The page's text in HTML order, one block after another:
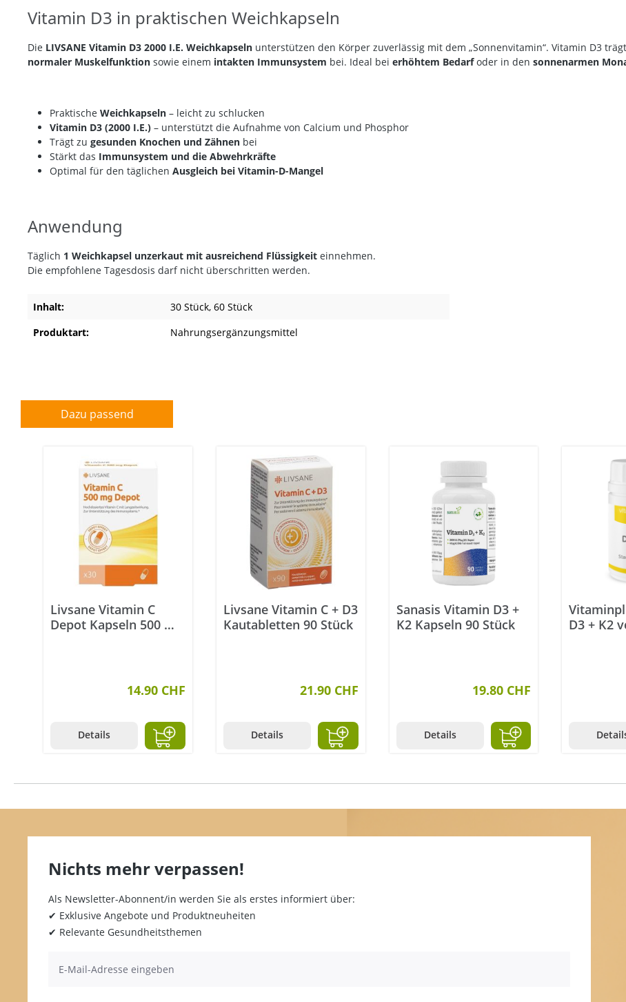
Vitamin D3 in praktischen Weichkapseln
Die LIVSANE Vitamin D3 2000 I.E. Weichkapseln unterstützen den Körper zuverlässig mit dem „Sonnenvitamin“. Vitamin D3
normaler Muskelfunktion sowie einem intakten Immunsystem bei. Ideal bei erhöhtem Bedarfoder in den sonnenarmen
Praktische Weichkapseln – leicht zu schlucken
Vitamin D3 (2000 I.E.) – unterstützt die Aufnahme von Calcium und Phosphor
Trägt zu gesunden Knochen und Zähnen bei
Stärkt das Immunsystem und die Abwehrkräfte
Optimal für den täglichen Ausgleich bei Vitamin-D-Mangel
Anwendung
Täglich 1 Weichkapsel unzerkaut mit ausreichend Flüssigkeit einnehmen.
Die empfohlene Tagesdosis darf nicht überschritten werden.
Inhalt: 30 Stück, 60 Stück
Produktart:
Nahrungsergänzungsmittel
Dazu passend
Livsane Vitamin C
Depot Kapseln 500 mg
14.90 CHF
Details
Livsane Vitamin C + D3
Kautabletten 90 Stück
21.90 CHF
Details
Sanasis Vitamin D3 +
K2 Kapseln 90 Stück
19.80 CHF
Details
D3 + K2
Nichts mehr verpassen!
Als Newsletter-Abonnent/in werden Sie als erstes informiert über:
✔ Exklusive Angebote und Produktneuheiten
✔ Relevante Gesundheitsthemen